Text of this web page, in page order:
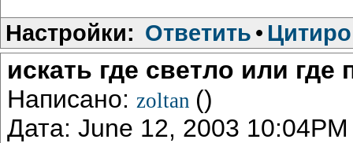
Настройки: Ответить •
искать где светло или где
Написано: zoltan ()
Дата: June 12, 2003 10:04PM